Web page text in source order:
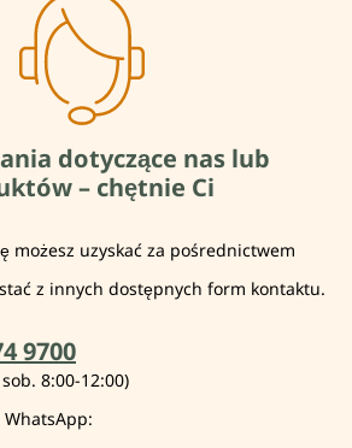
dotyczące nas lub
– chętnie Ci
możesz uzyskać za pośrednictwem
z innych dostępnych form kontaktu.
9700
8:00-12:00)